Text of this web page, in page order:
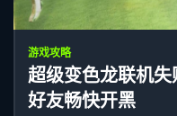
游戏攻略
超级变色龙联机
好友畅快开黑